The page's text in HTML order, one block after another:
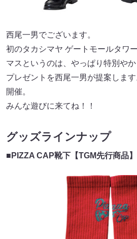
西尾一男でございます。
初のタカシマヤ ゲートモールタワ
マスというのは、やっぱり特別や
プレゼントを西尾一男が提案しま
開催。
みんな遊びに来てね！！
グッズラインナップ
■PIZZA CAP靴下【TGM先行商品】